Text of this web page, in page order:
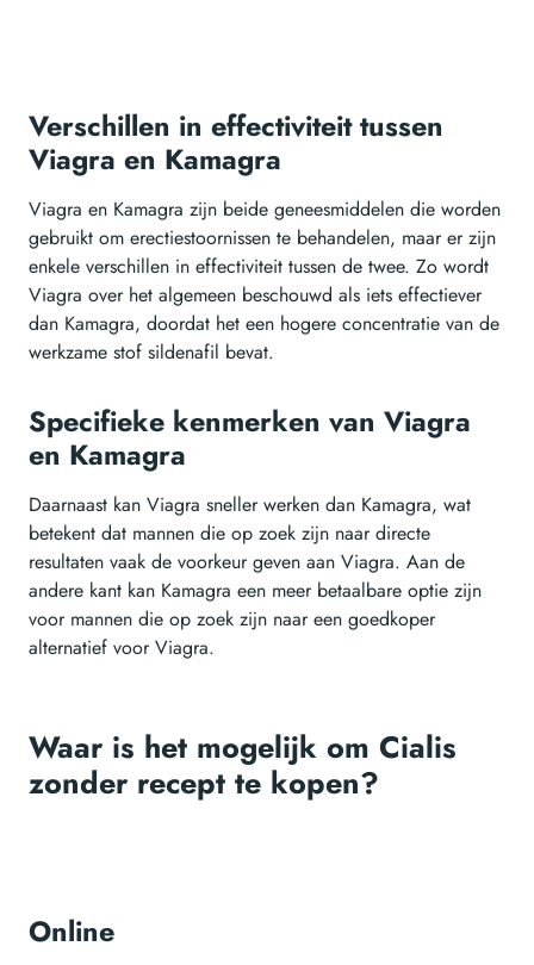
Verschillen in effectiviteit tussen
Viagra en Kamagra
Viagra en Kamagra zijn beide geneesmiddelen die worden
gebruikt om erectiestoornissen te behandelen, maar er zijn
enkele verschillen in effectiviteit tussen de twee. Zo wordt
Viagra over het algemeen beschouwd als iets effectiever
dan Kamagra, doordat het een hogere concentratie van de
werkzame stof sildenafil bevat.
Specifieke kenmerken van Viagra
en Kamagra
Daarnaast kan Viagra sneller werken dan Kamagra, wat
betekent dat mannen die op zoek zijn naar directe
resultaten vaak de voorkeur geven aan Viagra. Aan de
andere kant kan Kamagra een meer betaalbare optie zijn
voor mannen die op zoek zijn naar een goedkoper
alternatief voor Viagra.
Waar is het mogelijk om Cialis
zonder recept te kopen?
Online